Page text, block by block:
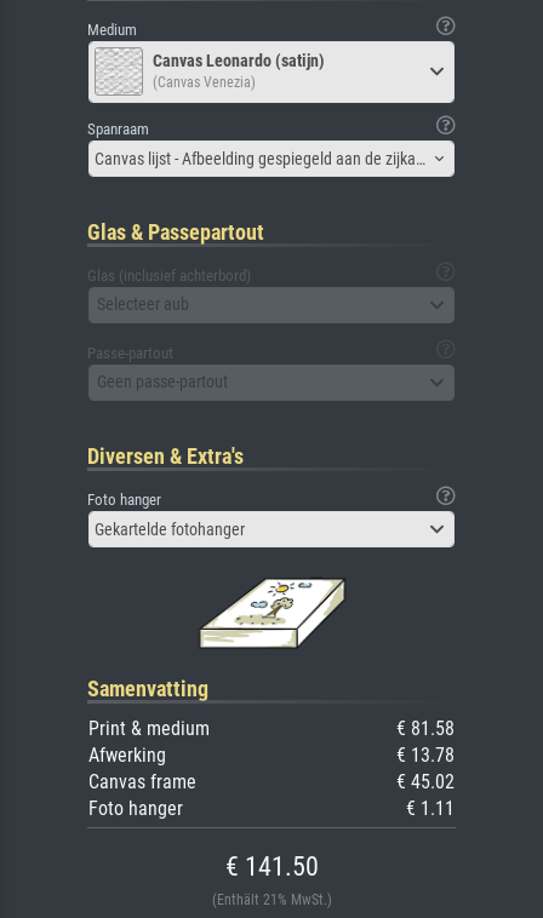
Medium
Canvas Leonardo (satijn)
(Canvas Venezia)
Spanraam
Canvas lijst - Afbeelding gespiegeld aan de zijkant
Glas & Passepartout
Glas (inclusief achterbord)
Selecteer aub
Passe-partout
Geen passe-partout
Diversen & Extra's
Foto hanger
Gekartelde fotohanger
Samenvatting
Print & medium
€ 81.58
Afwerking
€ 13.78
Canvas frame
€ 45.02
Foto hanger
€ 1.11
€ 141.50
(Enthält 21% MwSt.)